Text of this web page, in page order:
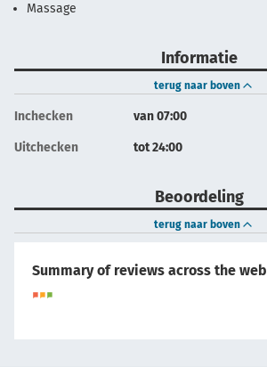
Massage
Informatie
terug naar boven
Inchecken van 07:00
Uitchecken tot 24:00
Beoordeling
terug naar boven
Summary of reviews across the web